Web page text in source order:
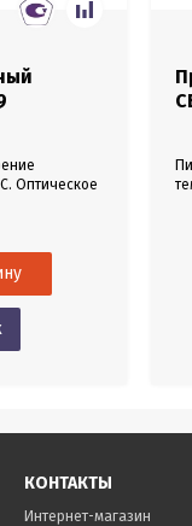
Оптическое
КОНТАКТЫ
Интернет-магазин